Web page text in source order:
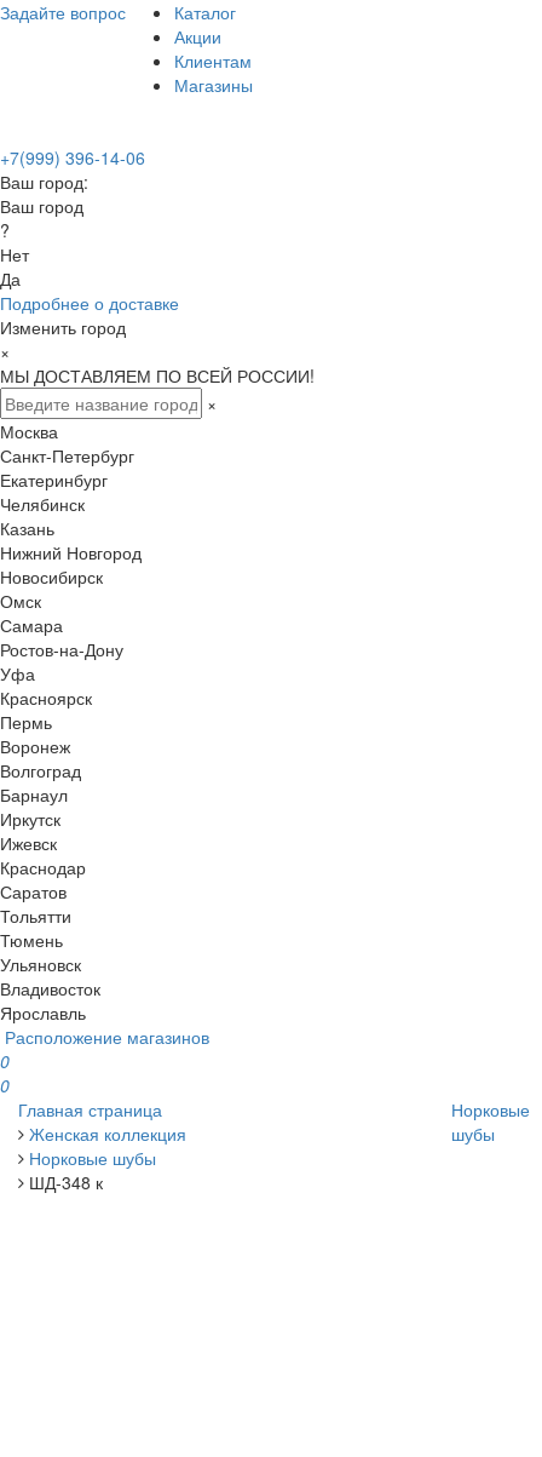
Задайте вопрос
Каталог
Акции
Клиентам
Магазины
+7(999) 396-14-06
Ваш город:
Ваш город
?
Нет
Да
Подробнее о доставке
Изменить город
×
МЫ ДОСТАВЛЯЕМ ПО ВСЕЙ РОССИИ!
×
Москва
Санкт-Петербург
Екатеринбург
Челябинск
Казань
Нижний Новгород
Новосибирск
Омск
Самара
Ростов-на-Дону
Уфа
Красноярск
Пермь
Воронеж
Волгоград
Барнаул
Иркутск
Ижевск
Краснодар
Саратов
Тольятти
Тюмень
Ульяновск
Владивосток
Ярославль
Расположение магазинов
0
0
Главная страница
Женская коллекция
Норковые шубы
ШД-348 к
Норковые
шубы